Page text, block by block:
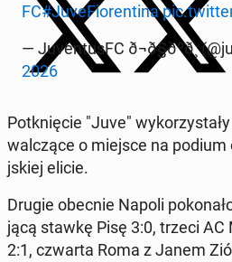
FC#Ju­ve­Fiorenti­na
— Ju­ven­tus­FC ð¬ð§ðºð¸
2026
Potknię­cie "Juve"
wal­czące o miejsce na
jskiej elicie.
Drugie obecnie Napoli
jącą stawkę Pisę 3:0, trzeci AC
2:1, czwarta Roma z Janem